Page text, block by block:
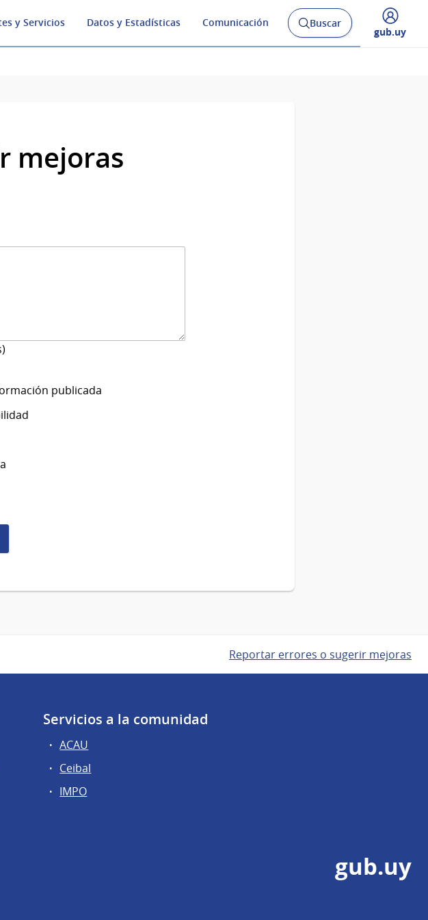
y Servicios Datos y Estadísticas Comunicación
Abrir
buscador
Buscar
Desplegar
gub.uy
mejoras
publicada
Reportar errores o sugerir mejoras
Servicios a la comunidad
ACAU
Ceibal
IMPO
gub.uy